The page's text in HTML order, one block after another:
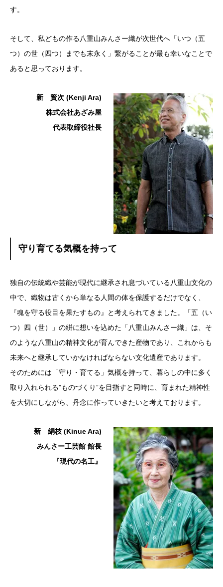
す。
そして、私どもの作る八重山みんさー織が次世代へ「いつ（五
つ）の世（四つ）までも末永く」繋がることが最も幸いなことで
あると思っております。
新 賢次 (Kenji Ara)
株式会社あざみ屋
代表取締役社長
守り育てる気概を持って
独自の伝統織や芸能が現代に継承され息づいている八重山文化の
中で、織物は古くから単なる人間の体を保護するだけでなく、
『魂を守る役目を果たすもの』と考えられてきました。「五（い
つ）四（世）」の絣に想いを込めた「八重山みんさー織」は、そ
のような八重山の精神文化が育んできた産物であり、これからも
未来へと継承していかなければならない文化遺産であります。
そのためには「守り・育てる」気概を持って、暮らしの中に多く
取り入れられる”ものづくり”を目指すと同時に、育まれた精神性
を大切にしながら、丹念に作っていきたいと考えております。
新 絹枝 (Kinue Ara)
みんさー工芸館 館長
『現代の名工』